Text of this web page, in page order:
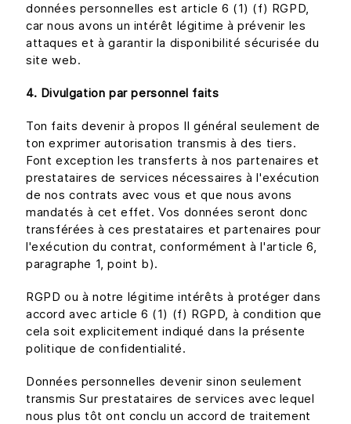
données personnelles est article 6 (1) (f) RGPD,
car nous avons un intérêt légitime à prévenir les
attaques et à garantir la disponibilité sécurisée du
site web.
4. Divulgation par personnel faits
Ton faits devenir à propos Il général seulement de
ton exprimer autorisation transmis à des tiers.
Font exception les transferts à nos partenaires et
prestataires de services nécessaires à l'exécution
de nos contrats avec vous et que nous avons
mandatés à cet effet. Vos données seront donc
transférées à ces prestataires et partenaires pour
l'exécution du contrat, conformément à l'article 6,
paragraphe 1, point b).
RGPD ou à notre légitime intérêts à protéger dans
accord avec article 6 (1) (f) RGPD, à condition que
cela soit explicitement indiqué dans la présente
politique de confidentialité.
Données personnelles devenir sinon seulement
transmis Sur prestataires de services avec lequel
nous plus tôt ont conclu un accord de traitement